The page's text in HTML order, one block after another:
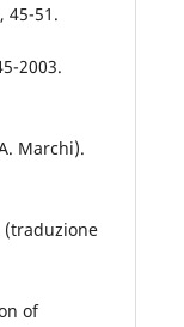
45-51.
2003.
Marchi).
(traduzione
of